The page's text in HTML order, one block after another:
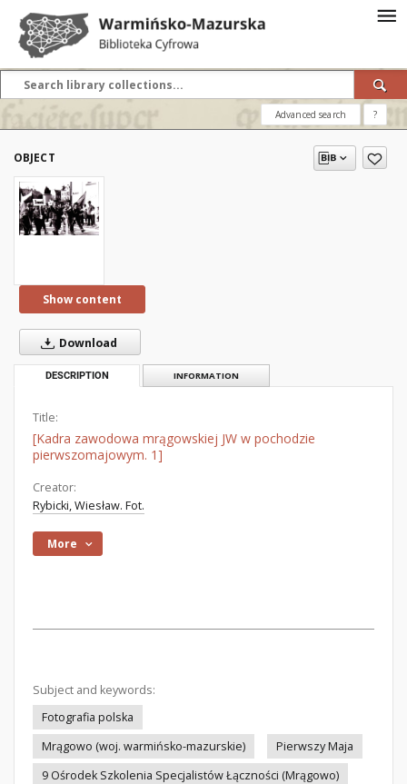
Advanced search ?
OBJECT
Show content
Download
DESCRIPTION INFORMATION
Title:
[Kadra zawodowa mrągowskiej JW w pochodzie
pierwszomajowym. 1]
Creator:
Rybicki, Wiesław. Fot.
More
Subject and keywords:
Fotografia polska
Mrągowo (woj. warmińsko-mazurskie)
Pierwszy Maja
9 Ośrodek Szkolenia Specjalistów Łączności (Mrągowo)